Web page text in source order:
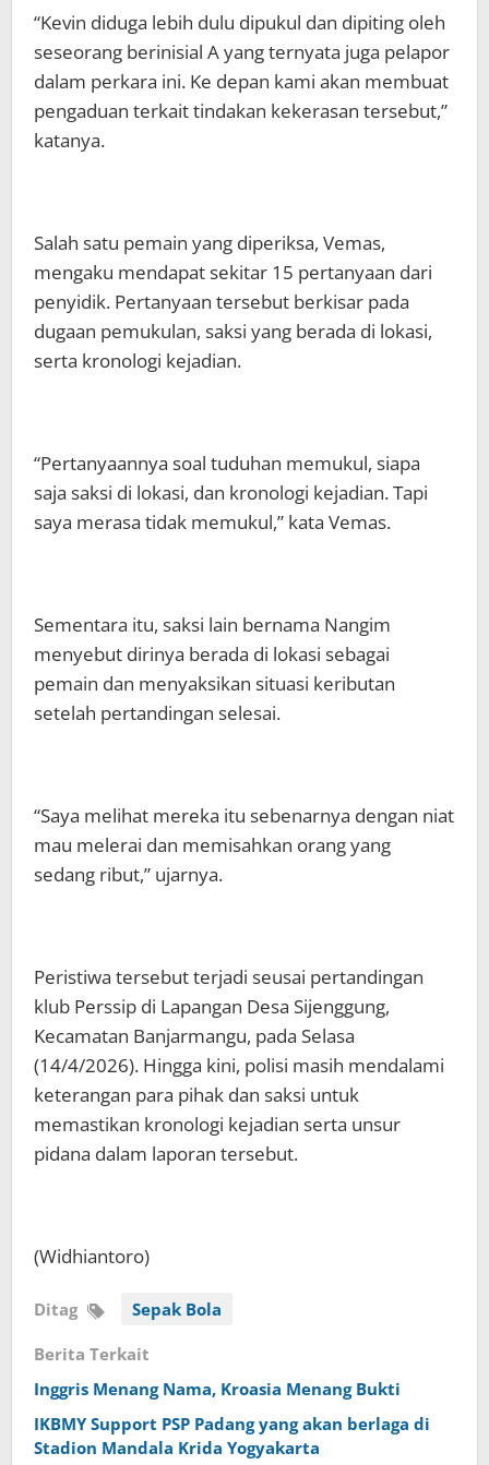
“Kevin diduga lebih dulu dipukul dan dipiting oleh
seseorang berinisial A yang ternyata juga pelapor
dalam perkara ini. Ke depan kami akan membuat
pengaduan terkait tindakan kekerasan tersebut,”
katanya.
Salah satu pemain yang diperiksa, Vemas,
mengaku mendapat sekitar 15 pertanyaan dari
penyidik. Pertanyaan tersebut berkisar pada
dugaan pemukulan, saksi yang berada di lokasi,
serta kronologi kejadian.
“Pertanyaannya soal tuduhan memukul, siapa
saja saksi di lokasi, dan kronologi kejadian. Tapi
saya merasa tidak memukul,” kata Vemas.
Sementara itu, saksi lain bernama Nangim
menyebut dirinya berada di lokasi sebagai
pemain dan menyaksikan situasi keributan
setelah pertandingan selesai.
“Saya melihat mereka itu sebenarnya dengan niat
mau melerai dan memisahkan orang yang
sedang ribut,” ujarnya.
Peristiwa tersebut terjadi seusai pertandingan
klub Perssip di Lapangan Desa Sijenggung,
Kecamatan Banjarmangu, pada Selasa
(14/4/2026). Hingga kini, polisi masih mendalami
keterangan para pihak dan saksi untuk
memastikan kronologi kejadian serta unsur
pidana dalam laporan tersebut.
(Widhiantoro)
Ditag Sepak Bola
Berita Terkait
Inggris Menang Nama, Kroasia Menang Bukti
IKBMY Support PSP Padang yang akan berlaga di
Stadion Mandala Krida Yogyakarta